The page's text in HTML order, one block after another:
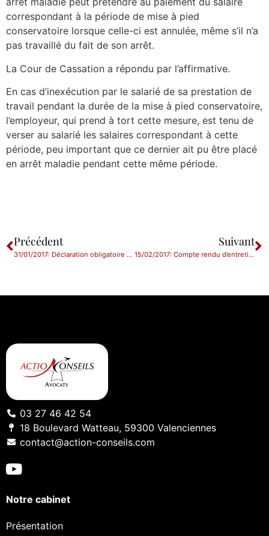
correspondant à la période de mise à pied
conservatoire lorsque celle-ci est annulée, même s’il n’a
pas travaillé du fait de son arrêt.
La Cour de Cassation a répondu par l’affirmative.
En cas d’inexécution par le salarié de sa prestation de
travail pendant la durée de la mise à pied conservatoire,
l’employeur, qui prend à tort cette mesure, est tenu de
verser au salarié les salaires correspondant à cette
période, peu important que ce dernier ait pu être placé
en arrêt maladie pendant cette même période.
Précédent
31/01/2017: Déclaration obligatoire des transferts de fonds vers l’étranger
Suivant
15/02/2017: Compte rendu d’entretien préalable : attention à la rédaction utilisée !
03 27 46 42 54
18 Boulevard Watteau, 59300 Valenciennes
contact@action-conseils.com
Notre cabinet
Présentation